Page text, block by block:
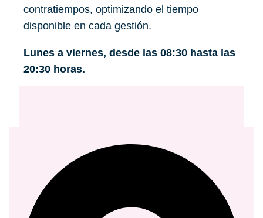
contratiempos, optimizando el tiempo
disponible en cada gestión.
Lunes a viernes, desde las 08:30 hasta las
20:30 horas.